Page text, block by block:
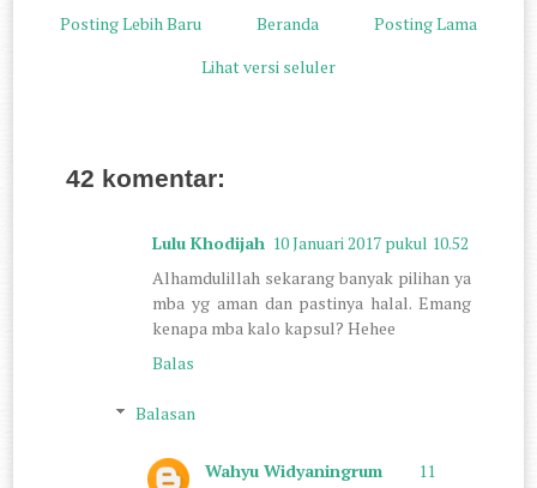
Posting Lebih Baru Posting Lama
Beranda
Lihat versi seluler
42 komentar:
Lulu Khodijah 10 Januari 2017 pukul 10.52
Alhamdulillah sekarang banyak pilihan ya
mba yg aman dan pastinya halal. Emang
kenapa mba kalo kapsul? Hehee
Balas
Balasan
Wahyu Widyaningrum
11